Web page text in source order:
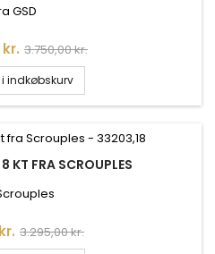
GSD
Normalpris
3.750,00 kr.
indkøbskurv
KT FRA SCROUPLES
Normalpris
3.295,00 kr.